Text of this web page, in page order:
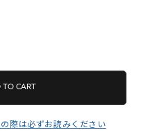
CART
際は必ずお読みください